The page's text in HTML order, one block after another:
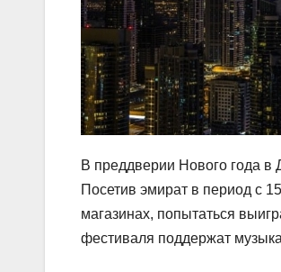
В преддверии Нового года в
Посетив эмират в период с
магазинах, попытаться
фестиваля поддержат